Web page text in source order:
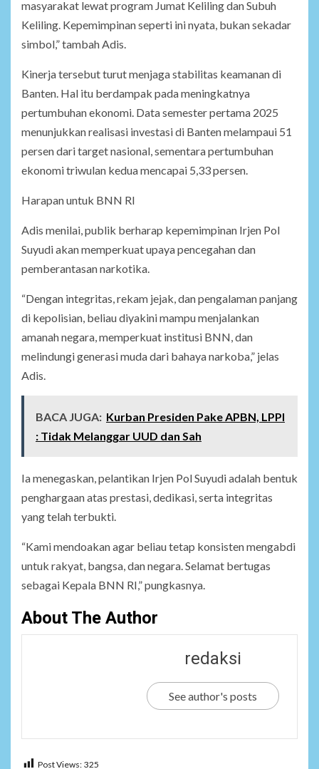
masyarakat lewat program Jumat Keliling dan Subuh
Keliling. Kepemimpinan seperti ini nyata, bukan sekadar
simbol,” tambah Adis.
Kinerja tersebut turut menjaga stabilitas keamanan di
Banten. Hal itu berdampak pada meningkatnya
pertumbuhan ekonomi. Data semester pertama 2025
menunjukkan realisasi investasi di Banten melampaui 51
persen dari target nasional, sementara pertumbuhan
ekonomi triwulan kedua mencapai 5,33 persen.
Harapan untuk BNN RI
Adis menilai, publik berharap kepemimpinan Irjen Pol
Suyudi akan memperkuat upaya pencegahan dan
pemberantasan narkotika.
“Dengan integritas, rekam jejak, dan pengalaman panjang
di kepolisian, beliau diyakini mampu menjalankan
amanah negara, memperkuat institusi BNN, dan
melindungi generasi muda dari bahaya narkoba,” jelas
Adis.
BACA JUGA: Kurban Presiden Pake APBN, LPPI
: Tidak Melanggar UUD dan Sah
Ia menegaskan, pelantikan Irjen Pol Suyudi adalah bentuk
penghargaan atas prestasi, dedikasi, serta integritas
yang telah terbukti.
“Kami mendoakan agar beliau tetap konsisten mengabdi
untuk rakyat, bangsa, dan negara. Selamat bertugas
sebagai Kepala BNN RI,” pungkasnya.
About The Author
redaksi
See author's posts
Post Views: 325